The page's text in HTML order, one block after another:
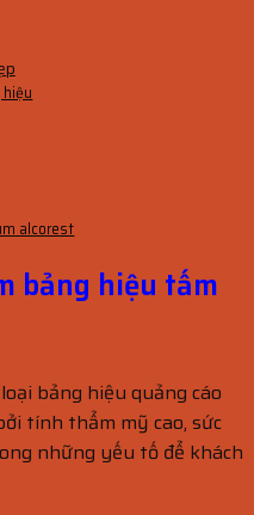
alcorest
bảng hiệu tấm
bảng hiệu quảng cáo
tính thẩm mỹ cao, sức
những yếu tố để khách